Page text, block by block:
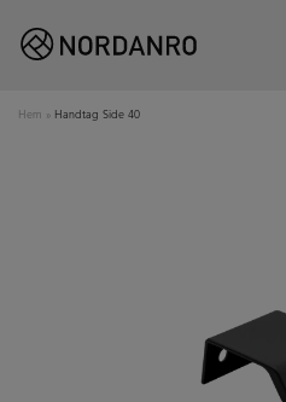
Hem » Handtag Side 40